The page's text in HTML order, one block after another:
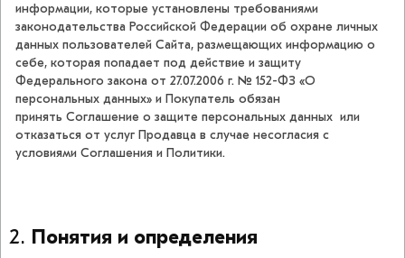
информации, которые установлены требованиями
законодательства Российской Федерации об охране личных
данных пользователей Сайта, размещающих информацию о
себе, которая попадает под действие и защиту
Федерального закона от 27.07.2006 г. № 152-ФЗ «О
персональных данных» и Покупатель обязан
принять Соглашение о защите персональных данных или
отказаться от услуг Продавца в случае несогласия с
условиями Соглашения и Политики.
Понятия и определения